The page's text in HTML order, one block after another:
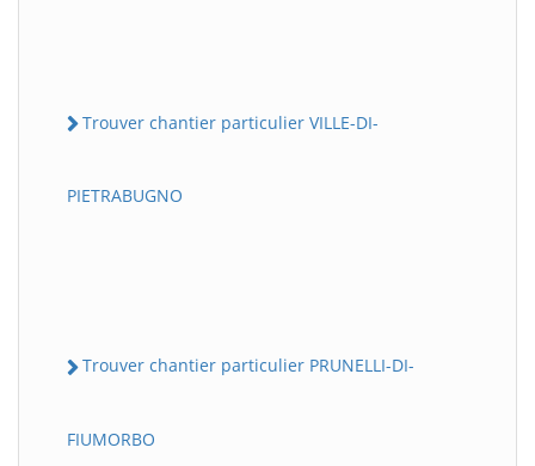
Trouver chantier particulier VILLE-DI-
PIETRABUGNO
Trouver chantier particulier PRUNELLI-DI-
FIUMORBO